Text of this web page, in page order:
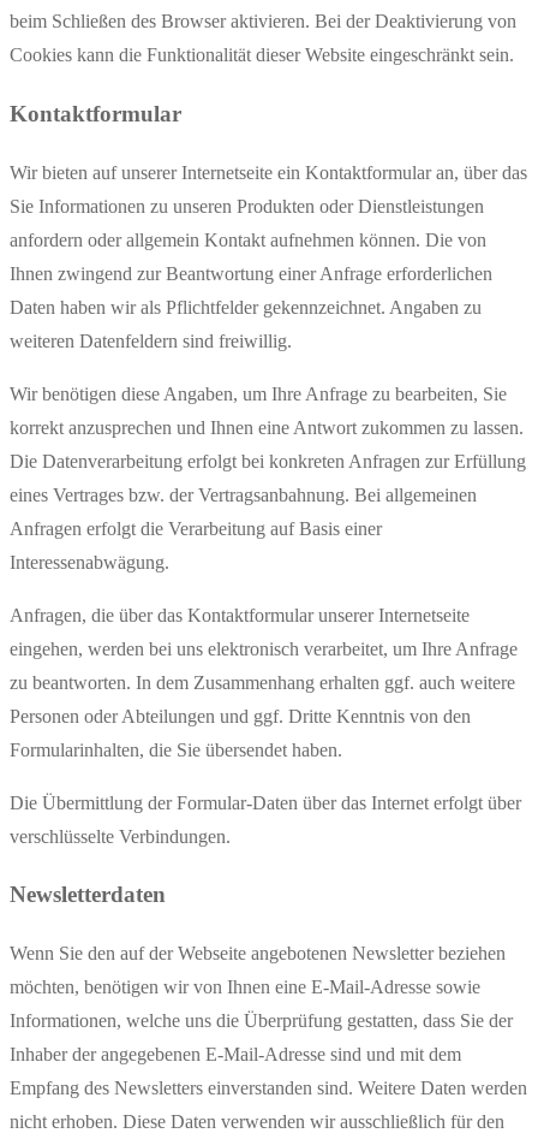
beim Schließen des Browser aktivieren. Bei der Deaktivierung von
Cookies kann die Funktionalität dieser Website eingeschränkt sein.
Kontaktformular
Wir bieten auf unserer Internetseite ein Kontaktformular an, über das
Sie Informationen zu unseren Produkten oder Dienstleistungen
anfordern oder allgemein Kontakt aufnehmen können. Die von
Ihnen zwingend zur Beantwortung einer Anfrage erforderlichen
Daten haben wir als Pflichtfelder gekennzeichnet. Angaben zu
weiteren Datenfeldern sind freiwillig.
Wir benötigen diese Angaben, um Ihre Anfrage zu bearbeiten, Sie
korrekt anzusprechen und Ihnen eine Antwort zukommen zu lassen.
Die Datenverarbeitung erfolgt bei konkreten Anfragen zur Erfüllung
eines Vertrages bzw. der Vertragsanbahnung. Bei allgemeinen
Anfragen erfolgt die Verarbeitung auf Basis einer
Interessenabwägung.
Anfragen, die über das Kontaktformular unserer Internetseite
eingehen, werden bei uns elektronisch verarbeitet, um Ihre Anfrage
zu beantworten. In dem Zusammenhang erhalten ggf. auch weitere
Personen oder Abteilungen und ggf. Dritte Kenntnis von den
Formularinhalten, die Sie übersendet haben.
Die Übermittlung der Formular-Daten über das Internet erfolgt über
verschlüsselte Verbindungen.
Newsletterdaten
Wenn Sie den auf der Webseite angebotenen Newsletter beziehen
möchten, benötigen wir von Ihnen eine E-Mail-Adresse sowie
Informationen, welche uns die Überprüfung gestatten, dass Sie der
Inhaber der angegebenen E-Mail-Adresse sind und mit dem
Empfang des Newsletters einverstanden sind. Weitere Daten werden
nicht erhoben. Diese Daten verwenden wir ausschließlich für den